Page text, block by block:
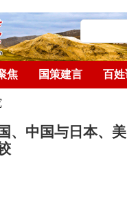
焦 国策建言 百
、中国与日本、